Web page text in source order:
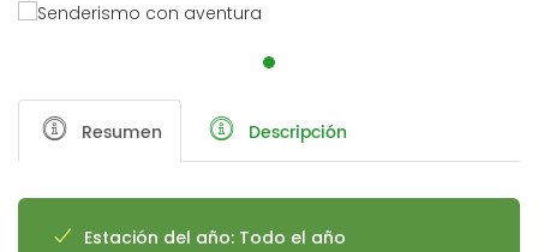
Resumen Descripción
Estación del año: Todo el año